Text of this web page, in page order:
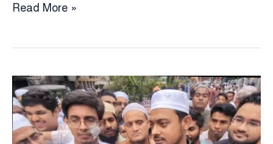
ভোট
হারাম
কেন
—
প্রশ্ন
Read More »